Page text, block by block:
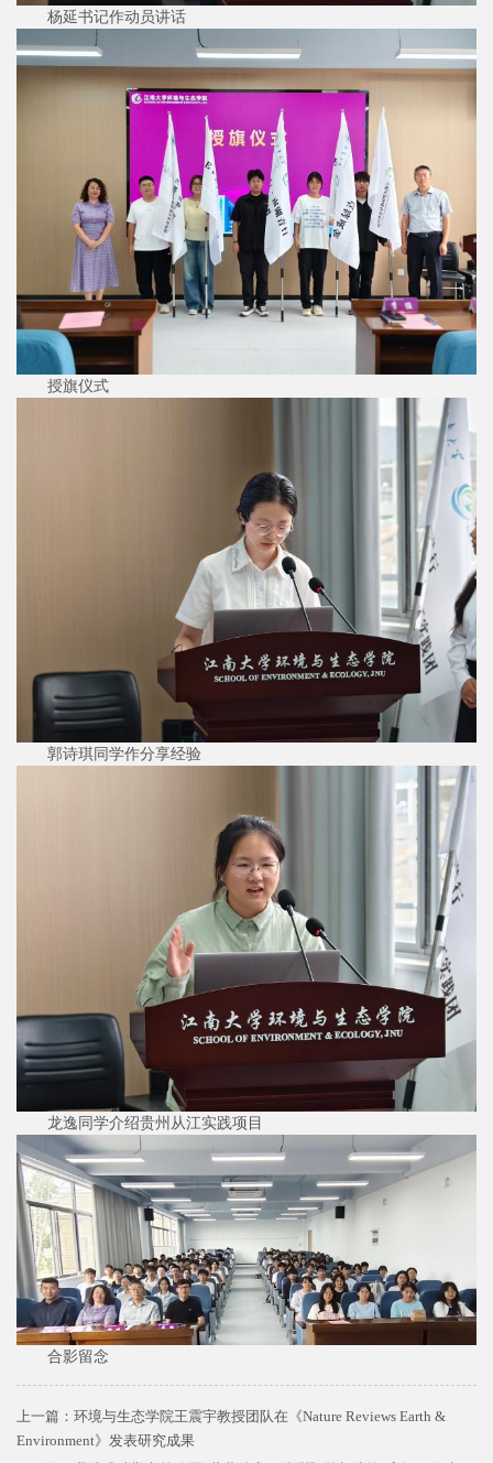
杨延书记作动员讲话
授旗仪式
郭诗琪同学作分享经验
龙逸同学介绍贵州从江实践项目
合影留念
上一篇： 环境与生态学院王震宇教授团队在《Nature Reviews Earth &
Environment》发表研究成果